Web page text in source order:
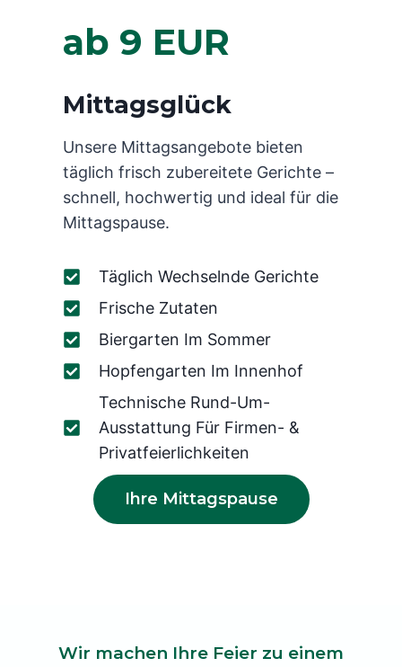
ab 9 EUR
Mittagsglück
Unsere Mittagsangebote bieten
täglich frisch zubereitete Gerichte –
schnell, hochwertig und ideal für die
Mittagspause.
Täglich Wechselnde Gerichte
Frische Zutaten
Biergarten Im Sommer
Hopfengarten Im Innenhof
Technische Rund-Um-
Ausstattung Für Firmen- &
Privatfeierlichkeiten
Ihre Mittagspause
Wir machen Ihre Feier zu einem